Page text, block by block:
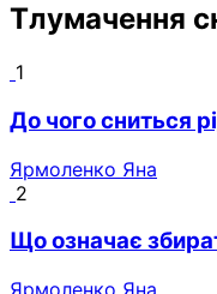
Тлумачення
1
До чого сниться
Ярмоленко Яна
2
Що означає